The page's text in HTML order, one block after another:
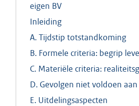
eigen BV
Inleiding
A. Tijdstip totstandkoming
B. Formele criteria: begrip
C. Materiële criteria:
D. Gevolgen niet voldoen
E. Uitdelingsaspecten